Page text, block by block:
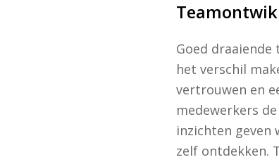
Goed
het verschil
vertrouwen en
medewerkers
inzichten geven
zelf ontdekken.